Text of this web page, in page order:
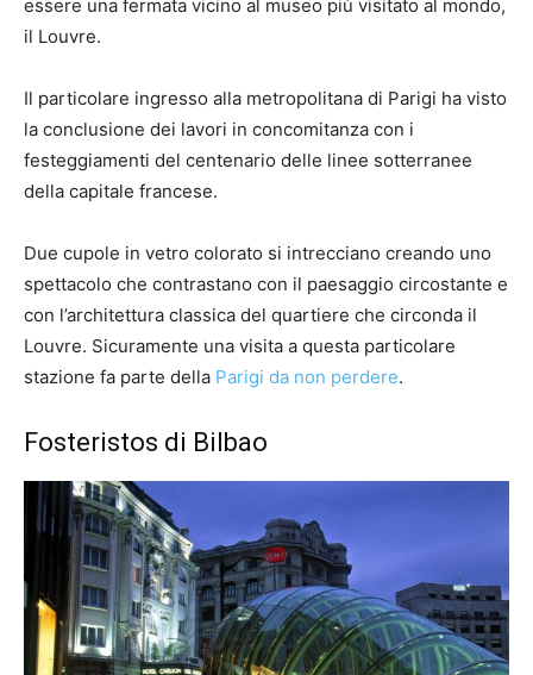
essere una fermata vicino al museo più visitato al mondo,
il Louvre.
Il particolare ingresso alla metropolitana di Parigi ha visto
la conclusione dei lavori in concomitanza con i
festeggiamenti del centenario delle linee sotterranee
della capitale francese.
Due cupole in vetro colorato si intrecciano creando uno
spettacolo che contrastano con il paesaggio circostante e
con l’architettura classica del quartiere che circonda il
Louvre. Sicuramente una visita a questa particolare
stazione fa parte della Parigi da non perdere.
Fosteristos di Bilbao